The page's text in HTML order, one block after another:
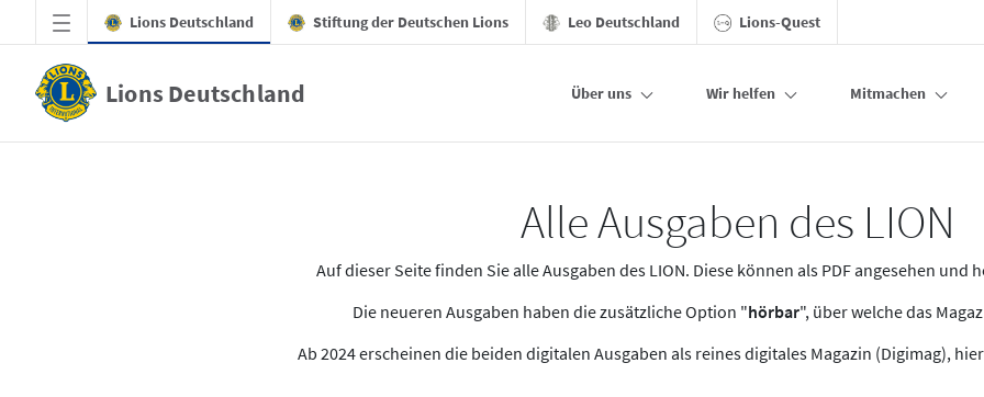
Zum Hauptinhalt springen
Lions Deutschland Stiftung der Deutschen Lions Leo Deutschland Lions-Quest
Lions Deutschland Über uns Wir helfen Mitmachen
Alle Ausgaben des LION
Auf dieser Seite finden Sie alle Ausgaben des LION. Diese können als PDF angesehen und
Die neueren Ausgaben haben die zusätzliche Option "hörbar", über welche das
Ab 2024 erscheinen die beiden digitalen Ausgaben als reines digitales Magazin (Digimag),